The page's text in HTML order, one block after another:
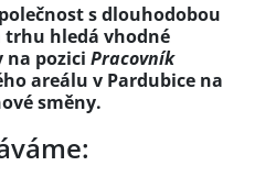
s dlouhodobou
trhu hledá vhodné
pozici Pracovník
areálu v Pardubice na
směny.